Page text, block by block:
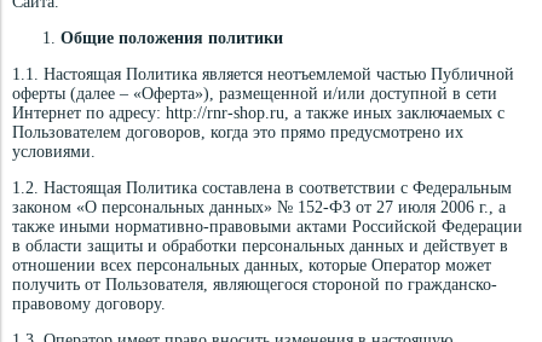
Общие положения политики
1.1. Настоящая Политика является неотъемлемой частью Публичной
оферты (далее – «Оферта»), размещенной и/или доступной в сети
Интернет по адресу: http://rnr-shop.ru, а также иных заключаемых с
Пользователем договоров, когда это прямо предусмотрено их
условиями.
1.2. Настоящая Политика составлена в соответствии с Федеральным
законом «О персональных данных» № 152-ФЗ от 27 июля 2006 г., а
также иными нормативно-правовыми актами Российской Федерации
в области защиты и обработки персональных данных и действует в
отношении всех персональных данных, которые Оператор может
получить от Пользователя, являющегося стороной по гражданско-
правовому договору.